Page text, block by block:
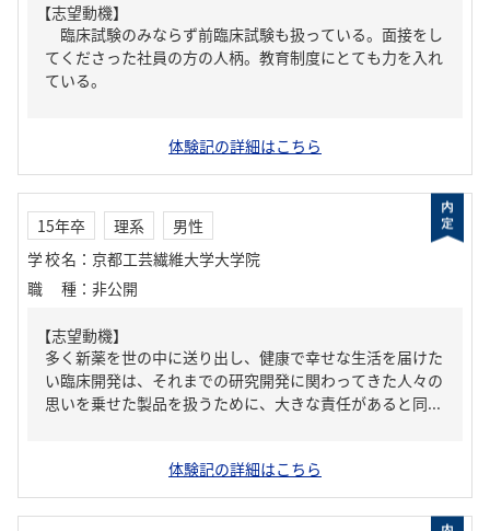
【志望動機】
臨床試験のみならず前臨床試験も扱っている。面接をし
てくださった社員の方の人柄。教育制度にとても力を入れ
ている。
体験記の詳細はこちら
15年卒 理系
男性
学校名 ： 京都工芸繊維大学大学院
職種 ： 非公開
【志望動機】
多く新薬を世の中に送り出し、健康で幸せな生活を届けた
い臨床開発は、それまでの研究開発に関わってきた人々の
思いを乗せた製品を扱うために、大きな責任があると同...
体験記の詳細はこちら